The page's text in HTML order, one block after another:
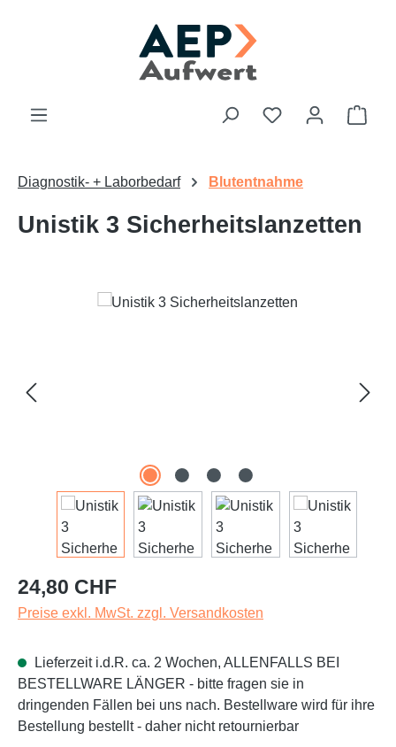
Du hast 0
Diagnostik- + Laborbedarf Blutentnahme
Unistik 3 Sicherheitslanzetten
Bildergalerie überspringen
Regulärer Preis:
24,80 CHF
Preise exkl. MwSt. zzgl. Versandkosten
Lieferzeit i.d.R. ca. 2 Wochen, ALLENFALLS BEI
BESTELLWARE LÄNGER - bitte fragen sie in
dringenden Fällen bei uns nach. Bestellware wird für ihre
Bestellung bestellt - daher nicht retournierbar